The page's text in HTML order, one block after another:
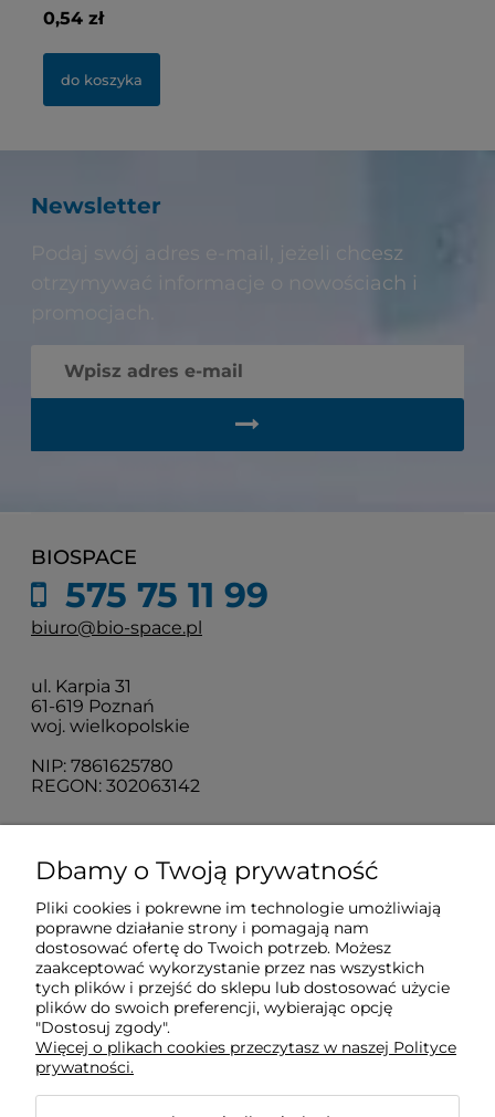
0,54 zł
do koszyka
Newsletter
Podaj swój adres e-mail, jeżeli chcesz
otrzymywać informacje o nowościach i
BIOSPACE
575 75 11 99
biuro@bio-space.pl
ul. Karpia 31
61-619 Poznań
woj. wielkopolskie
NIP: 7861625780
REGON: 302063142
O nas
Obsługa klienta
Pomoc
Moje konto
Dbamy o Twoją prywatność
Pliki cookies i pokrewne im technologie umożliwiają
poprawne działanie strony i pomagają nam
dostosować ofertę do Twoich potrzeb. Możesz
zaakceptować wykorzystanie przez nas wszystkich
tych plików i przejść do sklepu lub dostosować użycie
plików do swoich preferencji, wybierając opcję
"Dostosuj zgody".
Więcej o plikach cookies przeczytasz w naszej Polityce
prywatności.